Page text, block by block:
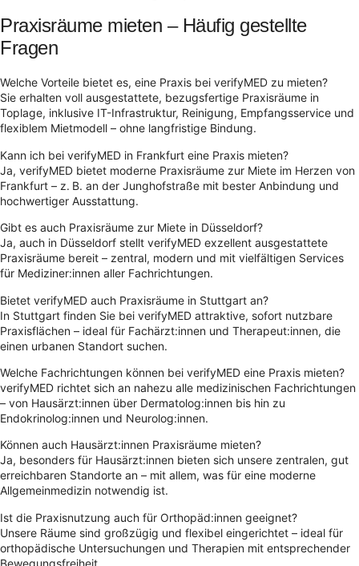
Praxisräume mieten – Häufig gestellte
Fragen
Welche Vorteile bietet es, eine Praxis bei verifyMED zu mieten?
Sie erhalten voll ausgestattete, bezugsfertige Praxisräume in
Toplage, inklusive IT-Infrastruktur, Reinigung, Empfangsservice und
flexiblem Mietmodell – ohne langfristige Bindung.
Kann ich bei verifyMED in Frankfurt eine Praxis mieten?
Ja, verifyMED bietet moderne Praxisräume zur Miete im Herzen von
Frankfurt – z. B. an der Junghofstraße mit bester Anbindung und
hochwertiger Ausstattung.
Gibt es auch Praxisräume zur Miete in Düsseldorf?
Ja, auch in Düsseldorf stellt verifyMED exzellent ausgestattete
Praxisräume bereit – zentral, modern und mit vielfältigen Services
für Mediziner:innen aller Fachrichtungen.
Bietet verifyMED auch Praxisräume in Stuttgart an?
In Stuttgart finden Sie bei verifyMED attraktive, sofort nutzbare
Praxisflächen – ideal für Fachärzt:innen und Therapeut:innen, die
einen urbanen Standort suchen.
Welche Fachrichtungen können bei verifyMED eine Praxis mieten?
verifyMED richtet sich an nahezu alle medizinischen Fachrichtungen
– von Hausärzt:innen über Dermatolog:innen bis hin zu
Endokrinolog:innen und Neurolog:innen.
Können auch Hausärzt:innen Praxisräume mieten?
Ja, besonders für Hausärzt:innen bieten sich unsere zentralen, gut
erreichbaren Standorte an – mit allem, was für eine moderne
Allgemeinmedizin notwendig ist.
Ist die Praxisnutzung auch für Orthopäd:innen geeignet?
Unsere Räume sind großzügig und flexibel eingerichtet – ideal für
orthopädische Untersuchungen und Therapien mit entsprechender
Bewegungsfreiheit.